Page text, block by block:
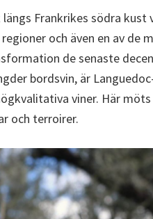
Frankrikes södra kust
och även en av de
de senaste
bordsvin, är
viner. Här
och terroirer.